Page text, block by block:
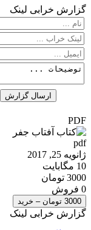
گزارش خرابی لینک
PDF
pdf
ژانویه 25, 2017
10 مگابایت
3000 تومان
0 فروش
3000 تومان – خرید
گزارش خرابی لینک